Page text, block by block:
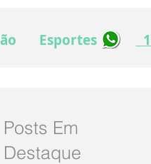
Esportes
Posts Em
Destaque